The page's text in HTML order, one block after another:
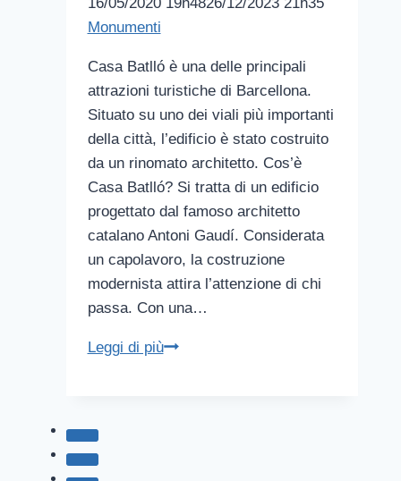
Monumenti
Casa Batlló è una delle principali
attrazioni turistiche di Barcellona.
Situato su uno dei viali più importanti
della città, l’edificio è stato costruito
da un rinomato architetto. Cos’è
Casa Batlló? Si tratta di un edificio
progettato dal famoso architetto
catalano Antoni Gaudí. Considerata
un capolavoro, la costruzione
modernista attira l’attenzione di chi
passa. Con una…
Leggi di piùCasa